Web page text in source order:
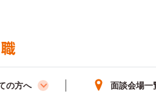
の方へ 面談会場一